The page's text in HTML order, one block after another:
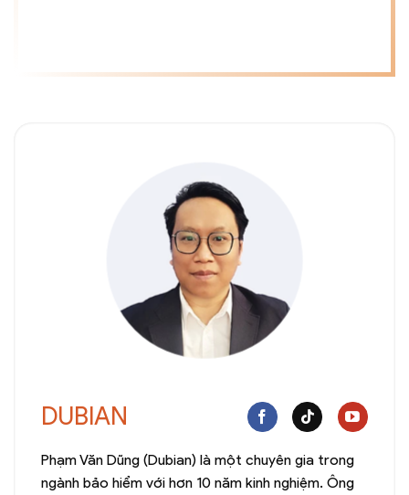
DUBIAN
Phạm Văn Dũng (Dubian) là một chuyên gia trong
ngành bảo hiểm với hơn 10 năm kinh nghiệm. Ông